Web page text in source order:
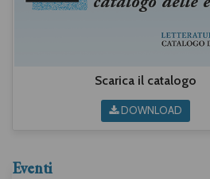
Scarica il catalogo
DOWNLOAD
Eventi